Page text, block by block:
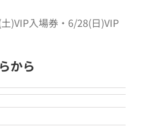
)VIP入場券・6/28(日)VIP
から